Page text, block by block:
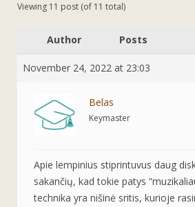
Viewing 11 post (of 11 total)
Author Posts
November 24, 2022 at 23:03
Belas
Keymaster
Apie lempinius stiprintuvus daug
sakančių, kad tokie patys
technika yra nišinė sritis, kurioje